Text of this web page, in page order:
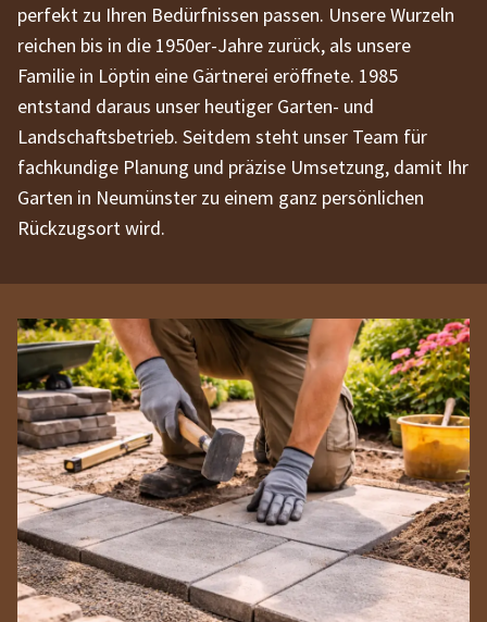
perfekt zu Ihren Bedürfnissen passen. Unsere Wurzeln
reichen bis in die 1950er-Jahre zurück, als unsere
Familie in Löptin eine Gärtnerei eröffnete. 1985
entstand daraus unser heutiger Garten- und
Landschaftsbetrieb. Seitdem steht unser Team für
fachkundige Planung und präzise Umsetzung, damit Ihr
Garten in Neumünster zu einem ganz persönlichen
Rückzugsort wird.